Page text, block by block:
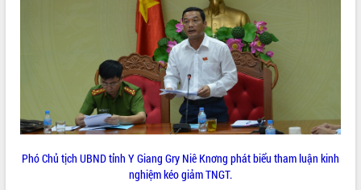
Rà soát, hoàn thiện hệ thống thiết chế
văn hóa, thể thao đáp ứng yêu cầu
Thường trực HĐND tỉnh Đắk Lắk gặp
mặt Đoàn chuyên gia y tế TP. Hồ Chí
Lễ truy điệu và an táng hài cốt liệt sĩ
tại Nghĩa trang Liệt sĩ xã Sơn Hòa
Bàn giải pháp tháo gỡ khó khăn trong
xuất khẩu sầu riêng và triển khai quy
THỐNG KÊ TRUY CẬP
Hôm nay: 12672
Tất cả: 66098340
Phó Chủ tịch UBND tỉnh Y Giang Gry Niê Knơng phát biểu tham luận kinh
nghiệm kéo giảm TNGT.